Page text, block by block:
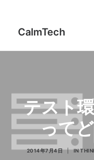
CalmTech
IT
テスト
って
2014年7月4日 | IN